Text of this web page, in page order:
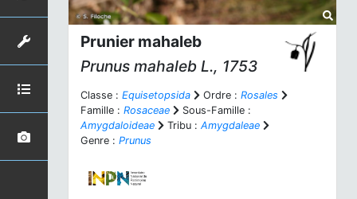
Prunier mahaleb
Prunus mahaleb L., 1753
Classe : Equisetopsida Ordre : Rosales
Famille : Rosaceae
Sous-Famille :
Amygdaloideae
Tribu : Amygdaleae
Genre : Prunus